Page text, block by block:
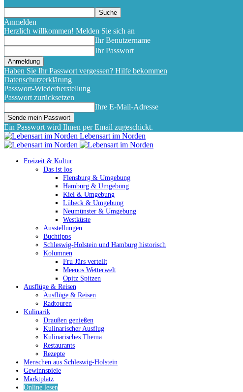
Anmelden
Herzlich willkommen! Melden Sie sich an
Ihr Benutzername
Ihr Passwort
Haben Sie Ihr Passwort vergessen? Hilfe bekommen
Datenschutzerklärung
Passwort-Wiederherstellung
Passwort zurücksetzen
Ihre E-Mail-Adresse
Ein Passwort wird Ihnen per Email zugeschickt.
Lebensart im Norden
Freizeit & Kultur
Das ist los
Flensburg & Umgebung
Hamburg & Umgebung
Kiel & Umgebung
Lübeck & Umgebung
Neumünster & Umgebung
Westküste
Ausstellungen
Buchtipps
Schleswig-Holstein und Hamburg historisch
Kolumnen
Fru Jürs vertellt
Meenos Wetterwelt
Opitz Spitzen
Ausflüge & Reisen
Ausflüge & Reisen
Radtouren
Kulinarik
Draußen genießen
Kulinarischer Ausflug
Kulinarisches Thema
Restaurants
Rezepte
Menschen aus Schleswig-Holstein
Gewinnspiele
Marktplatz
Online lesen